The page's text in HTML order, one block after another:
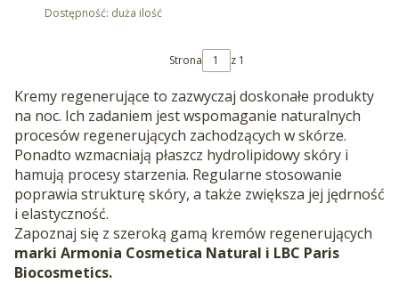
Dostępność: duża ilość
Strona z 1
Kremy regenerujące to zazwyczaj doskonałe produkty
na noc. Ich zadaniem jest wspomaganie naturalnych
procesów regenerujących zachodzących w skórze.
Ponadto wzmacniają płaszcz hydrolipidowy skóry i
hamują procesy starzenia. Regularne stosowanie
poprawia strukturę skóry, a także zwiększa jej jędrność
i elastyczność.
Zapoznaj się z szeroką gamą kremów regenerujących
marki Armonia Cosmetica Natural i LBC Paris
Biocosmetics.